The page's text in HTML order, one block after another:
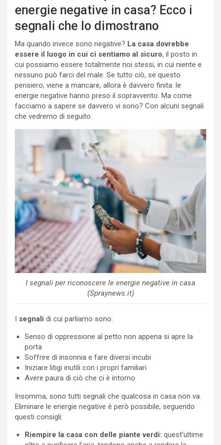
energie negative in casa? Ecco i
segnali che lo dimostrano
Ma quando invece sono negative? La casa dovrebbe
essere il luogo in cui ci sentiamo al sicuro, il posto in
cui possiamo essere totalmente noi stessi, in cui niente e
nessuno può farci del male. Se tutto ciò, se questo
pensiero, viene a mancare, allora è davvero finita: le
energie negative hanno preso il sopravvento. Ma come
facciamo a sapere se davvero vi sono? Con alcuni segnali
che vedremo di seguito.
I segnali per riconoscere le energie negative in casa
(Spraynews.it)
I segnali di cui parliamo sono:
Senso di oppressione al petto non appena si apre la
porta
Soffrire di insonnia e fare diversi incubi
Iniziare litigi inutili con i propri familiari
Avere paura di ciò che ci è intorno
Insomma, sono tutti segnali che qualcosa in casa non va.
Eliminare le energie negative è però possibile, seguendo
questi consigli:
Riempire la casa con delle piante verdi: quest’ultime